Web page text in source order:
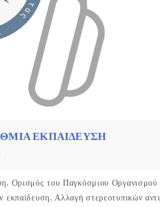
ΕΚΠΑΊΔΕΥΣΗ
Ορισμός του Παγκόσμιου Οργανισμού
εκπαίδευση. Αλλαγή στερεοτυπικών